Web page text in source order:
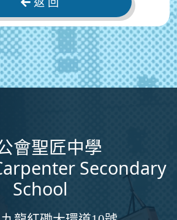
會聖匠中學
Secondary
School